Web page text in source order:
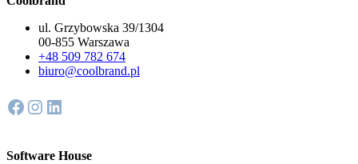
ul. Grzybowska 39/1304
00-855 Warszawa
+48 509 782 674
biuro@coolbrand.pl
Facebook Instagram LinkedIn
Software House